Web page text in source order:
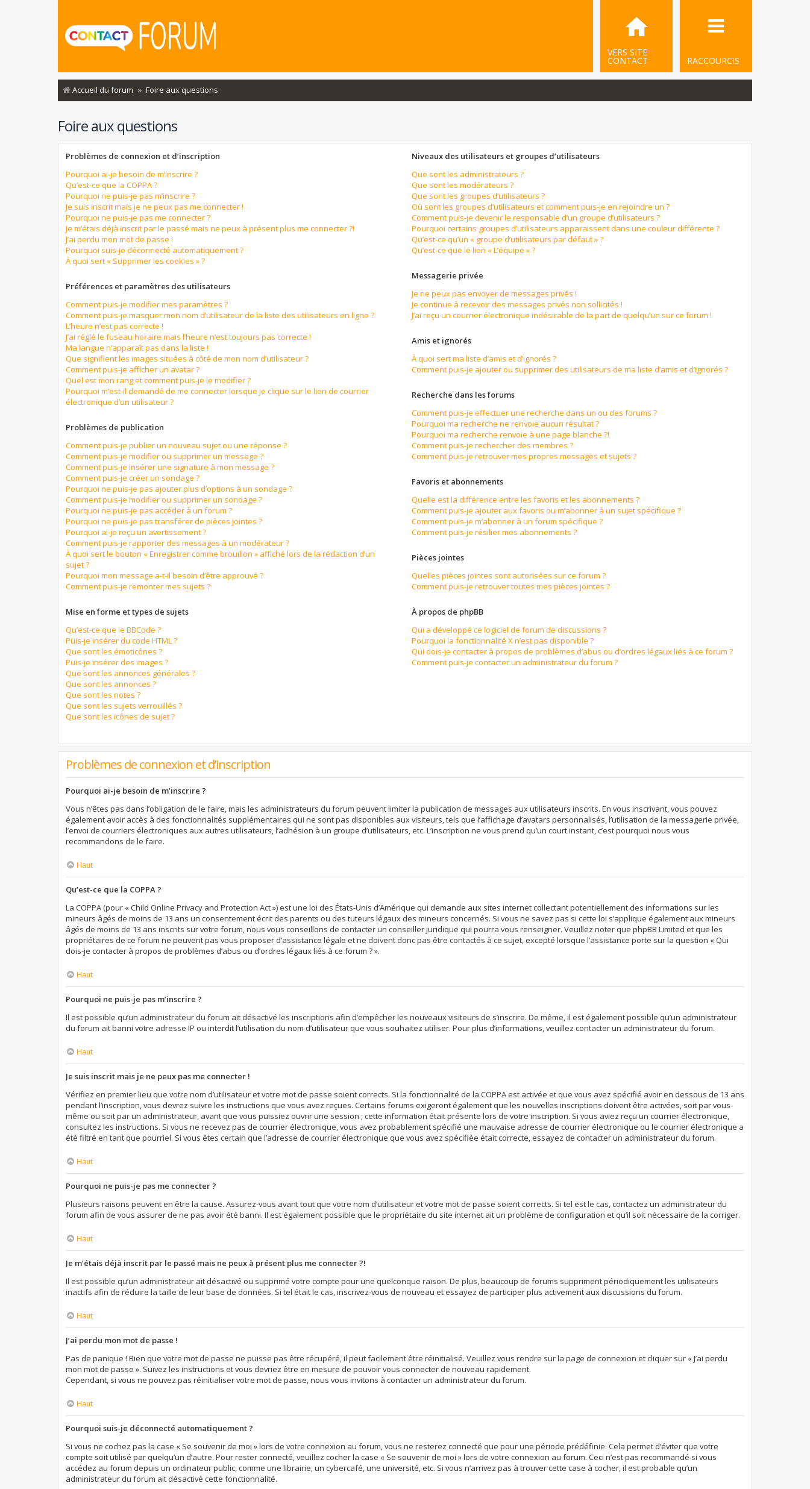
RACCOURCIS
VERS SITE
CONTACT
Accueil du forum Foire aux questions
Foire aux questions
Problèmes de connexion et d’inscription
Pourquoi ai-je besoin de m’inscrire ?
Qu’est-ce que la COPPA ?
Pourquoi ne puis-je pas m’inscrire ?
Je suis inscrit mais je ne peux pas me connecter !
Pourquoi ne puis-je pas me connecter ?
Je m’étais déjà inscrit par le passé mais ne peux à présent plus me connecter ?!
J’ai perdu mon mot de passe !
Pourquoi suis-je déconnecté automatiquement ?
À quoi sert « Supprimer les cookies » ?
Préférences et paramètres des utilisateurs
Comment puis-je modifier mes paramètres ?
Comment puis-je masquer mon nom d’utilisateur de la liste des utilisateurs en ligne ?
L’heure n’est pas correcte !
J’ai réglé le fuseau horaire mais l’heure n’est toujours pas correcte !
Ma langue n’apparaît pas dans la liste !
Que signifient les images situées à côté de mon nom d’utilisateur ?
Comment puis-je afficher un avatar ?
Quel est mon rang et comment puis-je le modifier ?
Pourquoi m’est-il demandé de me connecter lorsque je clique sur le lien de courrier
électronique d’un utilisateur ?
Problèmes de publication
Comment puis-je publier un nouveau sujet ou une réponse ?
Comment puis-je modifier ou supprimer un message ?
Comment puis-je insérer une signature à mon message ?
Comment puis-je créer un sondage ?
Pourquoi ne puis-je pas ajouter plus d’options à un sondage ?
Comment puis-je modifier ou supprimer un sondage ?
Pourquoi ne puis-je pas accéder à un forum ?
Pourquoi ne puis-je pas transférer de pièces jointes ?
Pourquoi ai-je reçu un avertissement ?
Comment puis-je rapporter des messages à un modérateur ?
À quoi sert le bouton « Enregistrer comme brouillon » affiché lors de la rédaction d’un
sujet ?
Pourquoi mon message a-t-il besoin d’être approuvé ?
Comment puis-je remonter mes sujets ?
Mise en forme et types de sujets
Qu’est-ce que le BBCode ?
Puis-je insérer du code HTML ?
Que sont les émoticônes ?
Puis-je insérer des images ?
Que sont les annonces générales ?
Que sont les annonces ?
Que sont les notes ?
Que sont les sujets verrouillés ?
Que sont les icônes de sujet ?
Niveaux des utilisateurs et groupes d’utilisateurs
Que sont les administrateurs ?
Que sont les modérateurs ?
Que sont les groupes d’utilisateurs ?
Où sont les groupes d’utilisateurs et comment puis-je en rejoindre un ?
Comment puis-je devenir le responsable d’un groupe d’utilisateurs ?
Pourquoi certains groupes d’utilisateurs apparaissent dans une couleur différente ?
Qu’est-ce qu’un « groupe d’utilisateurs par défaut » ?
Qu’est-ce que le lien « L’équipe » ?
Messagerie privée
Je ne peux pas envoyer de messages privés !
Je continue à recevoir des messages privés non sollicités !
J’ai reçu un courrier électronique indésirable de la part de quelqu’un sur ce forum !
Amis et ignorés
À quoi sert ma liste d’amis et d’ignorés ?
Comment puis-je ajouter ou supprimer des utilisateurs de ma liste d’amis et d’ignorés ?
Recherche dans les forums
Comment puis-je effectuer une recherche dans un ou des forums ?
Pourquoi ma recherche ne renvoie aucun résultat ?
Pourquoi ma recherche renvoie à une page blanche ?!
Comment puis-je rechercher des membres ?
Comment puis-je retrouver mes propres messages et sujets ?
Favoris et abonnements
Quelle est la différence entre les favoris et les abonnements ?
Comment puis-je ajouter aux favoris ou m’abonner à un sujet spécifique ?
Comment puis-je m’abonner à un forum spécifique ?
Comment puis-je résilier mes abonnements ?
Pièces jointes
Quelles pièces jointes sont autorisées sur ce forum ?
Comment puis-je retrouver toutes mes pièces jointes ?
À propos de phpBB
Qui a développé ce logiciel de forum de discussions ?
Pourquoi la fonctionnalité X n’est pas disponible ?
Qui dois-je contacter à propos de problèmes d’abus ou d’ordres légaux liés à ce forum ?
Comment puis-je contacter un administrateur du forum ?
Problèmes de connexion et d’inscription
Pourquoi ai-je besoin de m’inscrire ?
Vous n’êtes pas dans l’obligation de le faire, mais les administrateurs du forum peuvent limiter la publication de messages aux utilisateurs inscrits. En vous inscrivant, vous pouvez
également avoir accès à des fonctionnalités supplémentaires qui ne sont pas disponibles aux visiteurs, tels que l’affichage d’avatars personnalisés, l’utilisation de la messagerie privée,
l’envoi de courriers électroniques aux autres utilisateurs, l’adhésion à un groupe d’utilisateurs, etc. L’inscription ne vous prend qu’un court instant, c’est pourquoi nous vous
recommandons de le faire.
Haut
Qu’est-ce que la COPPA ?
La COPPA (pour « Child Online Privacy and Protection Act ») est une loi des États-Unis d’Amérique qui demande aux sites internet collectant potentiellement des informations sur les
mineurs âgés de moins de 13 ans un consentement écrit des parents ou des tuteurs légaux des mineurs concernés. Si vous ne savez pas si cette loi s’applique également aux mineurs
âgés de moins de 13 ans inscrits sur votre forum, nous vous conseillons de contacter un conseiller juridique qui pourra vous renseigner. Veuillez noter que phpBB Limited et que les
propriétaires de ce forum ne peuvent pas vous proposer d’assistance légale et ne doivent donc pas être contactés à ce sujet, excepté lorsque l’assistance porte sur la question « Qui
dois-je contacter à propos de problèmes d’abus ou d’ordres légaux liés à ce forum ? ».
Haut
Pourquoi ne puis-je pas m’inscrire ?
Il est possible qu’un administrateur du forum ait désactivé les inscriptions afin d’empêcher les nouveaux visiteurs de s’inscrire. De même, il est également possible qu’un administrateur
du forum ait banni votre adresse IP ou interdit l’utilisation du nom d’utilisateur que vous souhaitez utiliser. Pour plus d’informations, veuillez contacter un administrateur du forum.
Haut
Je suis inscrit mais je ne peux pas me connecter !
Vérifiez en premier lieu que votre nom d’utilisateur et votre mot de passe soient corrects. Si la fonctionnalité de la COPPA est activée et que vous avez spécifié avoir en dessous de 13 ans
pendant l’inscription, vous devrez suivre les instructions que vous avez reçues. Certains forums exigeront également que les nouvelles inscriptions doivent être activées, soit par vous-
même ou soit par un administrateur, avant que vous puissiez ouvrir une session ; cette information était présente lors de votre inscription. Si vous aviez reçu un courrier électronique,
consultez les instructions. Si vous ne recevez pas de courrier électronique, vous avez probablement spécifié une mauvaise adresse de courrier électronique ou le courrier électronique a
été filtré en tant que pourriel. Si vous êtes certain que l’adresse de courrier électronique que vous avez spécifiée était correcte, essayez de contacter un administrateur du forum.
Haut
Pourquoi ne puis-je pas me connecter ?
Plusieurs raisons peuvent en être la cause. Assurez-vous avant tout que votre nom d’utilisateur et votre mot de passe soient corrects. Si tel est le cas, contactez un administrateur du
forum afin de vous assurer de ne pas avoir été banni. Il est également possible que le propriétaire du site internet ait un problème de configuration et qu’il soit nécessaire de la corriger.
Haut
Je m’étais déjà inscrit par le passé mais ne peux à présent plus me connecter ?!
Il est possible qu’un administrateur ait désactivé ou supprimé votre compte pour une quelconque raison. De plus, beaucoup de forums suppriment périodiquement les utilisateurs
inactifs afin de réduire la taille de leur base de données. Si tel était le cas, inscrivez-vous de nouveau et essayez de participer plus activement aux discussions du forum.
Haut
J’ai perdu mon mot de passe !
Pas de panique ! Bien que votre mot de passe ne puisse pas être récupéré, il peut facilement être réinitialisé. Veuillez vous rendre sur la page de connexion et cliquer sur « J’ai perdu
mon mot de passe ». Suivez les instructions et vous devriez être en mesure de pouvoir vous connecter de nouveau rapidement.
Cependant, si vous ne pouvez pas réinitialiser votre mot de passe, nous vous invitons à contacter un administrateur du forum.
Haut
Pourquoi suis-je déconnecté automatiquement ?
Si vous ne cochez pas la case « Se souvenir de moi » lors de votre connexion au forum, vous ne resterez connecté que pour une période prédéfinie. Cela permet d’éviter que votre
compte soit utilisé par quelqu’un d’autre. Pour rester connecté, veuillez cocher la case « Se souvenir de moi » lors de votre connexion au forum. Ceci n’est pas recommandé si vous
accédez au forum depuis un ordinateur public, comme une librairie, un cybercafé, une université, etc. Si vous n’arrivez pas à trouver cette case à cocher, il est probable qu’un
administrateur du forum ait désactivé cette fonctionnalité.